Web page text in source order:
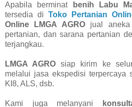
Apabila berminat
benih Labu
tersedia di Toko Pertanian
Online LMGA AGROjual aneka
pertanian, dan sarana pertanian
terjangkau.
LMGA AGRO siap kirim ke
melalui jasa ekspedisi terpercaya
KI8, ALS, dsb.
Kami juga melanyani